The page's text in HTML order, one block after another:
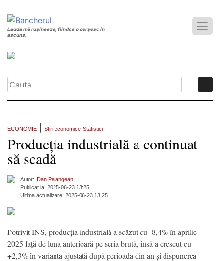
Lauda mă rușinează, fiindcă o cerșesc în
ascuns.
ECONOMIE Stiri economice Statistici
Producția industrială a continuat
să scadă
Autor: Dan Palangean
Publicat la: 2025-06-23 13:25
Ultima actualizare: 2025-06-23 13:25
Potrivit INS, producția industrială a scăzut cu -8,4% în aprilie
2025 față de luna anterioară pe seria brută, însă a crescut cu
+2,3% în varianta ajustată după perioada din an și dispunerea